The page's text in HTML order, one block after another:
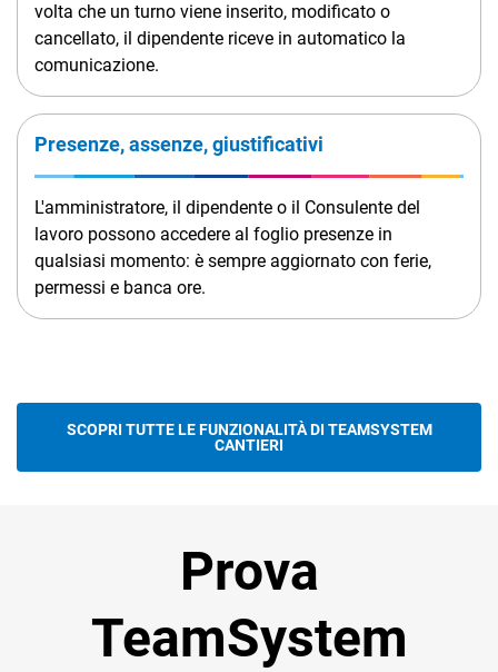
volta che un turno viene inserito, modificato o
cancellato, il dipendente riceve in automatico la
comunicazione.
Presenze, assenze, giustificativi
L'amministratore, il dipendente o il Consulente del
lavoro possono accedere al foglio presenze in
qualsiasi momento: è sempre aggiornato con ferie,
permessi e banca ore. ​
SCOPRI TUTTE LE FUNZIONALITÀ DI TEAMSYSTEM
CANTIERI
Prova
TeamSystem